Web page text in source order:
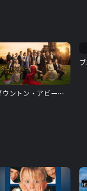
ダウントン・アビー／グランドフィナーレ